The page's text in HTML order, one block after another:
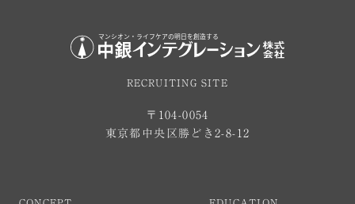
RECRUITING SITE
〒104-0054
東京都中央区勝どき2-8-12